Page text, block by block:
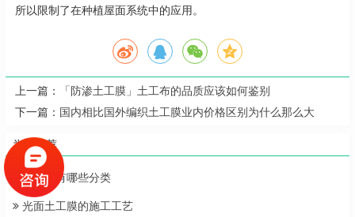
所以限制了在种植屋面系统中的应用。
上一篇：
「防渗土工膜」土工布的品质应该如何鉴别
下一篇： 国内相比国外编织土工膜业内价格区别为什么那么大
为您推荐
土工膜有哪些分类
光面土工膜的施工工艺